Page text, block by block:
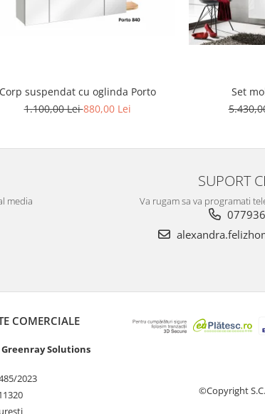
Corp suspendat cu oglinda Porto
1.100,00 Lei880,00 Lei
Set
media
SUPORT
Va rugam sa va programati
COMERCIALE
Greenray Solutions
2023
©Copyright